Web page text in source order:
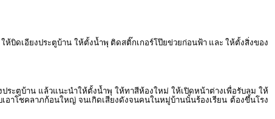
ห้บิดเอียงประตูบ้าน ให้ตั้งน้ำพุ ติดสติ๊กเกอร์โป๊ยข่วยก่อนฟ้า และ ให้ตั้งสิ่งของ
ประตูบ้าน แล้วแนะนำให้ตั้งน้ำพุ ให้ทาสีห้องใหม่ ให้เปิดหน้าต่างเพื่อรับลม ให้
าโชคลาภก้อนใหญ่ จนเกิดเสียงดังจนคนในหมู่บ้านนั้นร้องเรียน ต้องขึ้นโรง